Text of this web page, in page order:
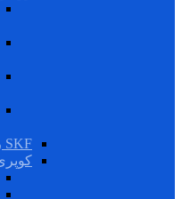
SKF رولبرینگ